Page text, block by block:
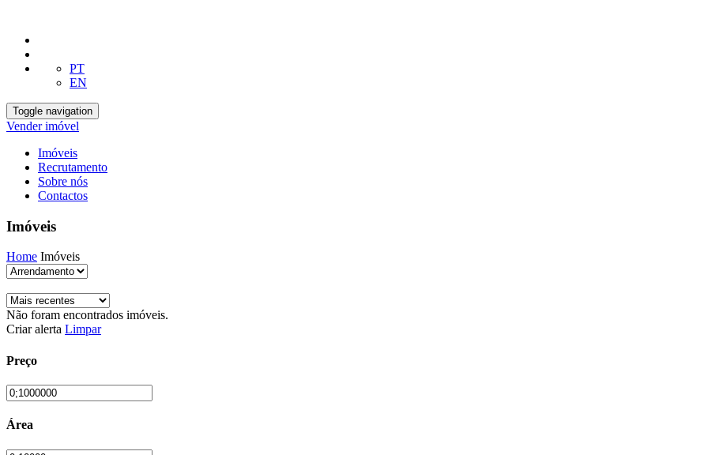
PT
EN
Toggle navigation
Vender imóvel
Imóveis
Recrutamento
Sobre nós
Contactos
Imóveis
Home Imóveis
Não foram encontrados imóveis.
Criar alerta Limpar
Preço
Área